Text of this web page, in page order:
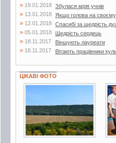
» 19.01.2018 Збулася мрія учнів
» 13.01.2018 Якщо голова на своєму
» 12.01.2018 Спасибі за щедрість
» 05.01.2018 Щедрість сердець
» 18.11.2017 Віншують лауреати
» 18.11.2017 Вітають працівники
ЦІКАВІ ФОТО